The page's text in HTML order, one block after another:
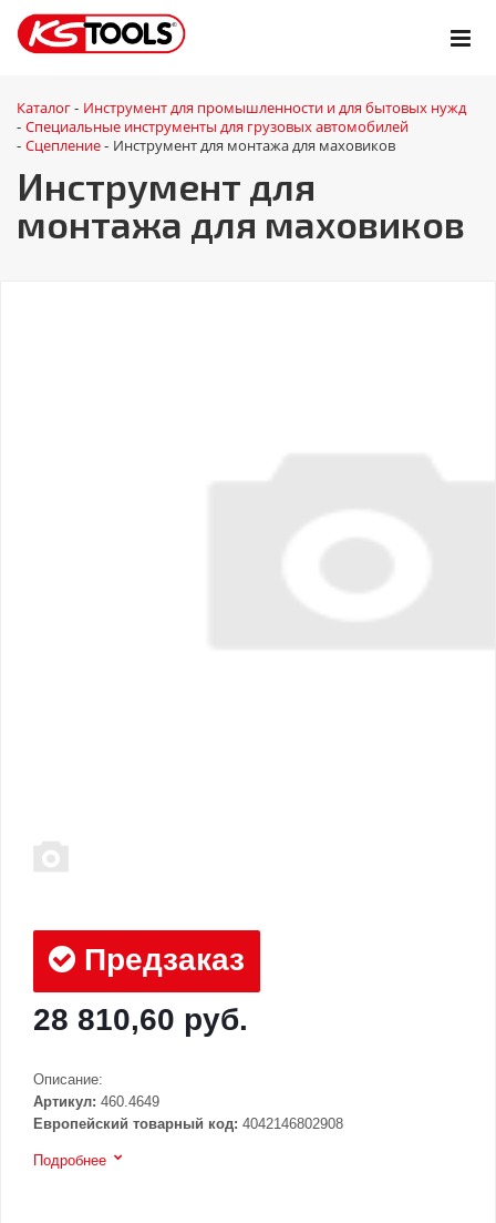
Каталог - Инструмент для промышленности и для бытовых нужд
- Специальные инструменты для грузовых автомобилей
- Сцепление - Инструмент для монтажа для маховиков
Инструмент для
монтажа для маховиков
Предзаказ
28 810,60 руб.
Описание:
Артикул: 460.4649
Европейский товарный код: 4042146802908
Подробнее